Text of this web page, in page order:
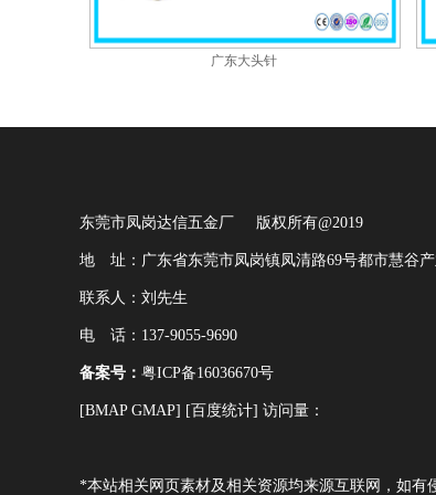
广东大头针
东莞市凤岗达信五金厂 版权所有@2019
地 址：广东省东莞市凤岗镇凤清路69号都市慧谷产
联系人：刘先生
电 话：137-9055-9690
备案号： 粤ICP备16036670号
[BMAP GMAP] [百度统计] 访问量：
*本站相关网页素材及相关资源均来源互联网，如有